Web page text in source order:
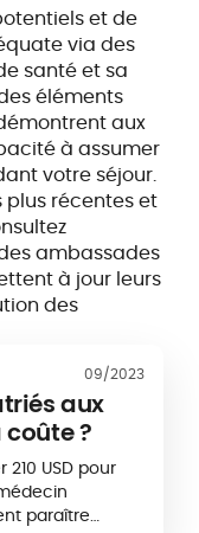
et de
via des
santé et sa
éléments
aux
à assumer
votre séjour.
plus récentes et
ambassades
à jour leurs
des
09/2023
aux
?
USD pour
paraître